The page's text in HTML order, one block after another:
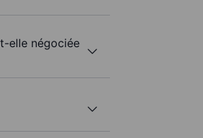
elle négociée